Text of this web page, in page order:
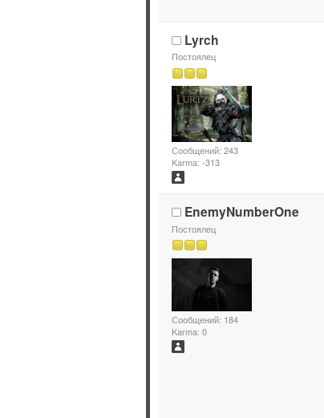
Lyrch
Постоялец
Сообщений: 243
Karma: -313
EnemyNumberOne
Постоялец
Сообщений: 184
Karma: 0